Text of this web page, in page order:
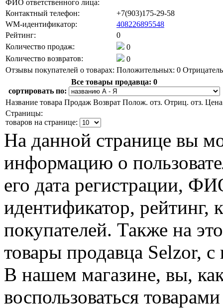
ФИО ответственного лица:
Контактный телефон:
+7(903)175-29-58
WM-идентификатор:
408226895548
Рейтинг:
0
Количество продаж:
0
Количество возвратов:
0
Отзывы покупателей о товарах: Положительных: 0
Все товары продавца: 0
сортировать по:
Название товара Продаж Возврат Полож. отз. Отриц. отз. Цена
Страницы:
товаров на странице:
На данной странице вы
информацию о
его дата регистрации,
идентификатор, рейтинг,
покупателей. Также на
товары продавца Selzor,
В нашем магазине, вы,
воспользоваться